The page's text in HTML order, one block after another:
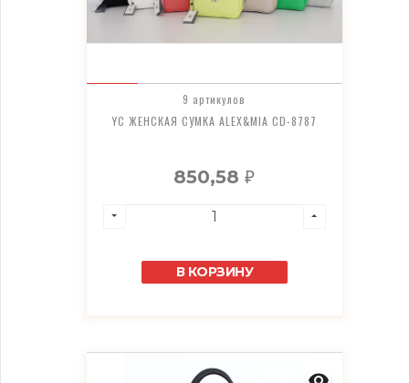
9 артикулов
YC ЖЕНСКАЯ СУМКА ALEX&MIA CD-8787
850,58₽
В КОРЗИНУ